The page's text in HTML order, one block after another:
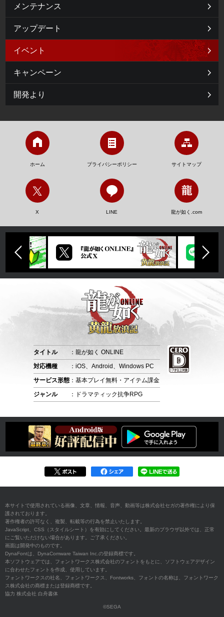
メンテナンス
アップデート
イベント
キャンペーン
開発より
ホーム プライバシーポリシー サイトマップ
X LINE 龍が如く.com
タイトル
：龍が如く ONLINE
対応機種
：iOS、Android、Windows PC
サービス形態 ：基本プレイ無料・アイテム課金
ジャンル
：ドラマティック抗争RPG
本サイトで使用されている画像、文章、情報、音声、動画等は株式会社セガの著作権により保
護されております。
著作権者の許可なく、複製、転載等の行為を禁止いたします。
JavaScript、CSS（スタイルシート）を有効にしてください。最新のブラウザ以外では、正常
にご覧いただけない場合があります。ご了承ください。
画面は開発中のものです。
DynaFontは、DynaComware Taiwan Inc.の登録商標です。
本ソフトウェアでは、フォントワークス株式会社のフォントをもとに、ソフトウェアデザイン
に合わせたフォントを作成、使用しています。
フォントワークスの社名、フォントワークス、Fontworks、フォントの名称は、フォントワーク
ス株式会社の商標または登録商標です。
協力 株式会社 白舟書体
©SEGA